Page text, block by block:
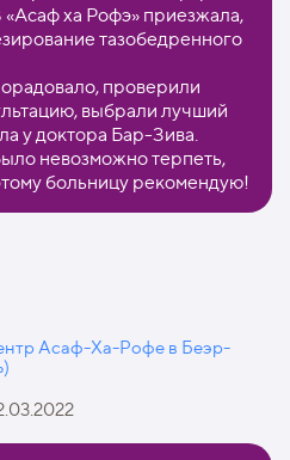
ха Рофэ» приезжала,
тазобедренного
проверили
выбрали лучший
у доктора Бар-Зива.
невозможно терпеть,
больницу рекомендую!
Асаф-Ха-Рофе в Беэр-